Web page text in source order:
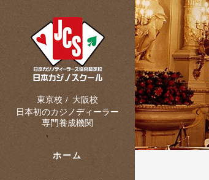
東京校 / 大阪校
日本初のカジノディーラー
専門養成機関
ホーム